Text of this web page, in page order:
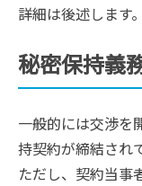
詳細は後述します。
秘密保持義
一般的には交渉を
持契約が締結され
ただし、契約当事